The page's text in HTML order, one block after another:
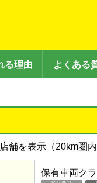
る理由 よくある
舗を表示（20km圏
保有車両ク